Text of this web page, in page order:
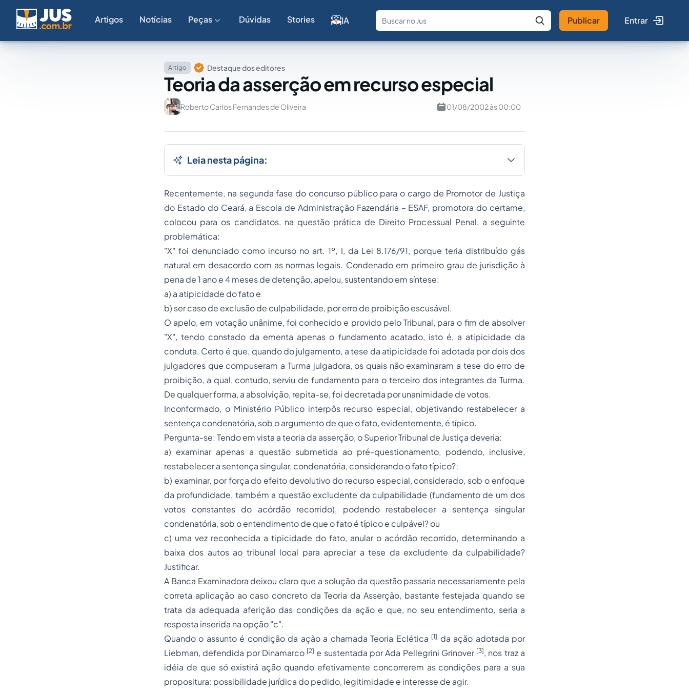
Artigos Notícias Peças Dúvidas Stories IA
Fale com a IA Buscar no Jus
Publicar Entrar
Artigo Destaque dos editores
Teoria da asserção em recurso especial
Roberto Carlos Fernandes de Oliveira 01/08/2002 às 00:00
Leia nesta página:
Recentemente, na segunda fase do concurso público para o cargo de Promotor de Justiça
do Estado do Ceará, a Escola de Administração Fazendária – ESAF, promotora do certame,
colocou para os candidatos, na questão prática de Direito Processual Penal, a seguinte
problemática:
"X" foi denunciado como incurso no art. 1º, I, da Lei 8.176/91, porque teria distribuído gás
natural em desacordo com as normas legais. Condenado em primeiro grau de jurisdição à
pena de 1 ano e 4 meses de detenção, apelou, sustentando em síntese:
a) a atipicidade do fato e
b) ser caso de exclusão de culpabilidade, por erro de proibição escusável.
O apelo, em votação unânime, foi conhecido e provido pelo Tribunal, para o fim de absolver
"X", tendo constado da ementa apenas o fundamento acatado, isto é, a atipicidade da
conduta. Certo é que, quando do julgamento, a tese da atipicidade foi adotada por dois dos
julgadores que compuseram a Turma julgadora, os quais não examinaram a tese do erro de
proibição, a qual, contudo, serviu de fundamento para o terceiro dos integrantes da Turma.
De qualquer forma, a absolvição, repita-se, foi decretada por unanimidade de votos.
Inconformado, o Ministério Público interpôs recurso especial, objetivando restabelecer a
sentença condenatória, sob o argumento de que o fato, evidentemente, é típico.
Pergunta-se: Tendo em vista a teoria da asserção, o Superior Tribunal de Justiça deveria:
a) examinar apenas a questão submetida ao pré-questionamento, podendo, inclusive,
restabelecer a sentença singular, condenatória, considerando o fato típico?;
b) examinar, por força do efeito devolutivo do recurso especial, considerado, sob o enfoque
da profundidade, também a questão excludente da culpabilidade (fundamento de um dos
votos constantes do acórdão recorrido), podendo restabelecer a sentença singular
condenatória, sob o entendimento de que o fato é típico e culpável? ou
c) uma vez reconhecida a tipicidade do fato, anular o acórdão recorrido, determinando a
baixa dos autos ao tribunal local para apreciar a tese da excludente da culpabilidade?
Justificar.
A Banca Examinadora deixou claro que a solução da questão passaria necessariamente pela
correta aplicação ao caso concreto da Teoria da Asserção, bastante festejada quando se
trata da adequada aferição das condições da ação e que, no seu entendimento, seria a
resposta inserida na opção "c".
Quando o assunto é condição da ação a chamada Teoria Eclética [1] da ação adotada por
Liebman, defendida por Dinamarco [2] e sustentada por Ada Pellegrini Grinover [3], nos traz a
idéia de que só existirá ação quando efetivamente concorrerem as condições para a sua
propositura: possibilidade jurídica do pedido, legitimidade e interesse de agir.